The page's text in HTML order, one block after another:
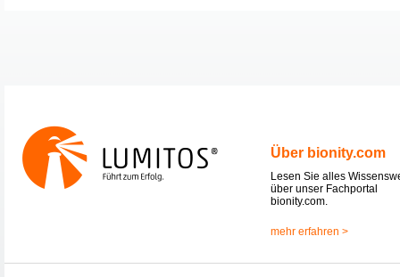
Über bionity.com
Lesen Sie alles
über unser Fachportal
bionity.com.
mehr erfahren >